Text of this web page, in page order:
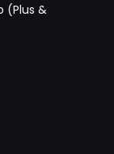
(Plus &